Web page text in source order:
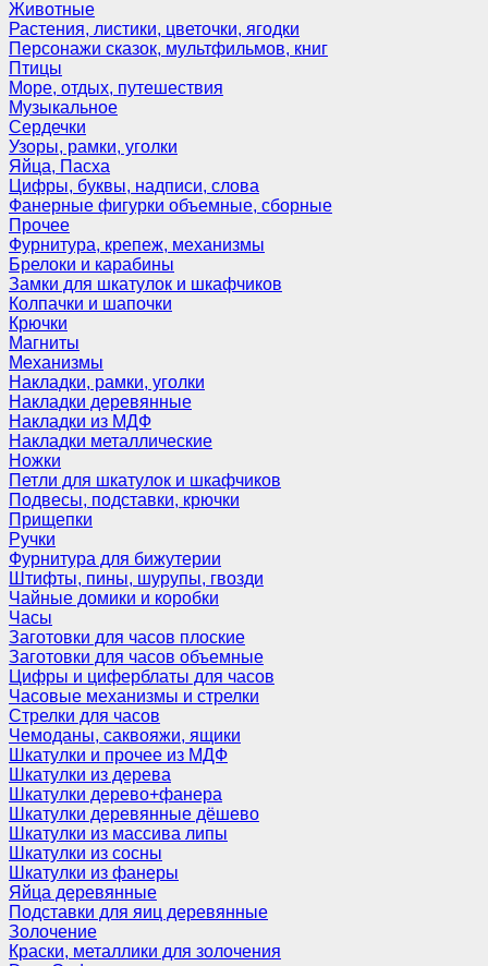
Животные
Растения, листики, цветочки, ягодки
Персонажи сказок, мультфильмов, книг
Птицы
Море, отдых, путешествия
Музыкальное
Сердечки
Узоры, рамки, уголки
Яйца, Пасха
Цифры, буквы, надписи, слова
Фанерные фигурки объемные, сборные
Прочее
Фурнитура, крепеж, механизмы
Брелоки и карабины
Замки для шкатулок и шкафчиков
Колпачки и шапочки
Крючки
Магниты
Механизмы
Накладки, рамки, уголки
Накладки деревянные
Накладки из МДФ
Накладки металлические
Ножки
Петли для шкатулок и шкафчиков
Подвесы, подставки, крючки
Прищепки
Ручки
Фурнитура для бижутерии
Штифты, пины, шурупы, гвозди
Чайные домики и коробки
Часы
Заготовки для часов плоские
Заготовки для часов объемные
Цифры и циферблаты для часов
Часовые механизмы и стрелки
Стрелки для часов
Чемоданы, саквояжи, ящики
Шкатулки и прочее из МДФ
Шкатулки из дерева
Шкатулки дерево+фанера
Шкатулки деревянные дёшево
Шкатулки из массива липы
Шкатулки из сосны
Шкатулки из фанеры
Яйца деревянные
Подставки для яиц деревянные
Золочение
Краски, металлики для золочения